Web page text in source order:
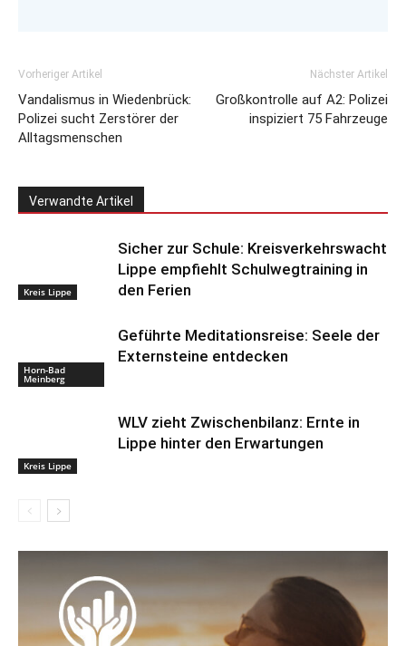
Vorheriger Artikel
Vandalismus in Wiedenbrück:
Polizei sucht Zerstörer der
Alltagsmenschen
Nächster Artikel
Großkontrolle auf A2: Polizei
inspiziert 75 Fahrzeuge
Verwandte Artikel
Kreis Lippe
Sicher zur Schule: Kreisverkehrswacht
Lippe empfiehlt Schulwegtraining in
den Ferien
Horn-Bad
Meinberg
Geführte Meditationsreise: Seele der
Externsteine entdecken
Kreis Lippe
WLV zieht Zwischenbilanz: Ernte in
Lippe hinter den Erwartungen